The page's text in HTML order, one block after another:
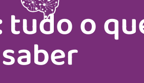
o
saber